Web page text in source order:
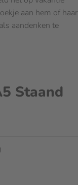
aan hem of haar
aandenken te
Staand